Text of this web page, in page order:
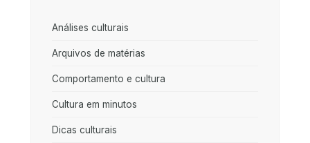
Análises culturais
Arquivos de matérias
Comportamento e cultura
Cultura em minutos
Dicas culturais